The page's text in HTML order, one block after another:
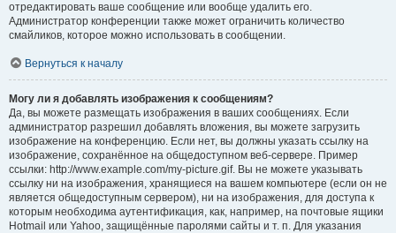
отредактировать ваше сообщение или вообще удалить его.
Администратор конференции также может ограничить количество
смайликов, которое можно использовать в сообщении.
Вернуться к началу
Могу ли я добавлять изображения к сообщениям?
Да, вы можете размещать изображения в ваших сообщениях. Если
администратор разрешил добавлять вложения, вы можете загрузить
изображение на конференцию. Если нет, вы должны указать ссылку на
изображение, сохранённое на общедоступном веб-сервере. Пример
ссылки: http://www.example.com/my-picture.gif. Вы не можете указывать
ссылку ни на изображения, хранящиеся на вашем компьютере (если он не
является общедоступным сервером), ни на изображения, для доступа к
которым необходима аутентификация, как, например, на почтовые ящики
Hotmail или Yahoo, защищённые паролями сайты и т. п. Для указания